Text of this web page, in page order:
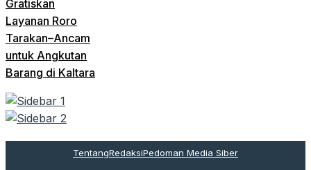
Gratiskan
Layanan Roro
Tarakan–Ancam
untuk Angkutan
Barang di Kaltara
TentangRedaksiPedoman Media Siber